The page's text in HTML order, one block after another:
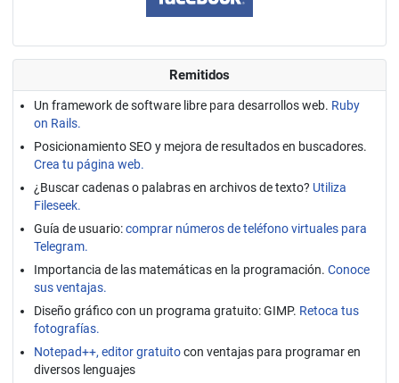
Remitidos
Un framework de software libre para desarrollos web. Ruby
on Rails.
Posicionamiento SEO y mejora de resultados en buscadores.
Crea tu página web.
¿Buscar cadenas o palabras en archivos de texto? Utiliza
Fileseek.
Guía de usuario:comprar números de teléfono virtuales para
Telegram.
Importancia de las matemáticas en la programación. Conoce
sus ventajas.
Diseño gráfico con un programa gratuito: GIMP. Retoca tus
fotografías.
Notepad++, editor gratuitocon ventajas para programar en
diversos lenguajes